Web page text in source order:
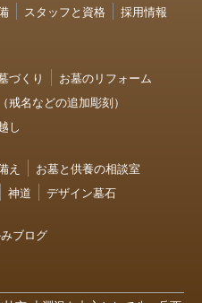
スタッフと資格
採用情報
づくり
お墓のリフォーム
戒名などの追加彫刻）
し
え
お墓と供養の相談室
神道 デザイン墓石
ブログ